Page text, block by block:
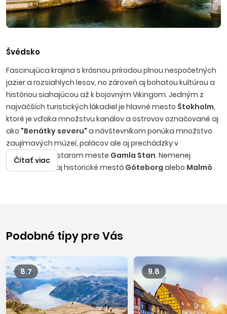
Švédsko
Fascinujúca krajina s krásnou prírodou plnou nespočetných
jazier a rozsiahlych lesov, no zároveň aj bohatou kultúrou a
históriou siahajúcou až k bojovným Vikingom. Jedným z
najväčších turistických lákadiel je hlavné mesto Štokholm,
ktoré je vďaka množstvu kanálov a ostrovov označované aj
ako "Benátky severu" a návštevníkom ponúka množstvo
zaujímavých múzeí, palácov ale aj prechádzky v
romantickom starom meste Gamla Stan. Nemenej
zaujímavé sú aj historické mestá Göteborg alebo Malmö
súčasnosti je Švédsko moderná krajina s vysokou kvalitou
života, čistotou, bezpečnosťou a dôrazom na ekológiu, čo
obyvateľov.
Čítať viac
Podobné tipy pre Vás
8.7 9.8